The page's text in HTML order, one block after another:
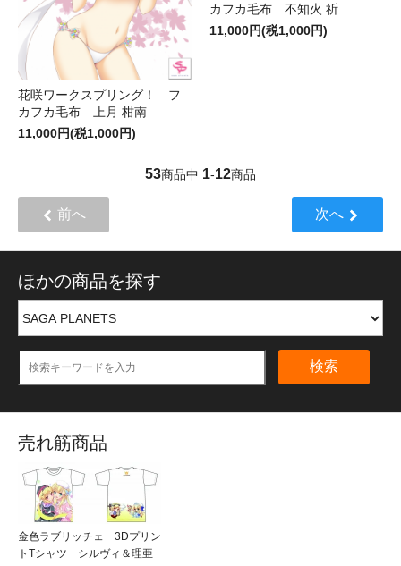
花咲ワークスプリング！ フ
カフカ毛布 上月 柑南
11,000円(税1,000円)
カフカ毛布 不知火 祈
11,000円(税1,000円)
53商品中 1-12商品
前へ 次へ
ほかの商品を探す
検索
売れ筋商品
金色ラブリッチェ 3Dプリン
トTシャツ シルヴィ＆理亜